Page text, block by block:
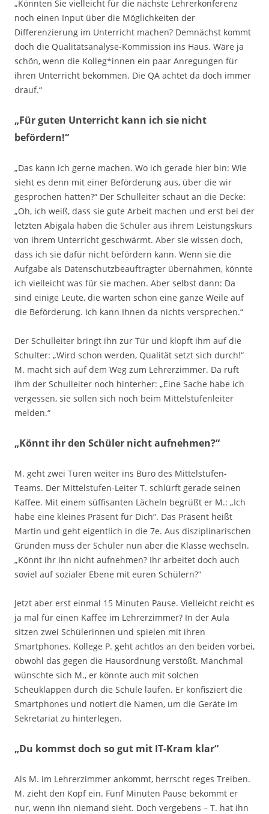
„Könnten Sie vielleicht für die nächste Lehrerkonferenz
noch einen Input über die Möglichkeiten der
Differenzierung im Unterricht machen? Demnächst kommt
doch die Qualitätsanalyse-Kommission ins Haus. Wäre ja
schön, wenn die Kolleg*innen ein paar Anregungen für
ihren Unterricht bekommen. Die QA achtet da doch immer
drauf.“
„Für guten Unterricht kann ich sie nicht
befördern!“
„Das kann ich gerne machen. Wo ich gerade hier bin: Wie
sieht es denn mit einer Beförderung aus, über die wir
gesprochen hatten?“ Der Schulleiter schaut an die Decke:
„Oh, ich weiß, dass sie gute Arbeit machen und erst bei der
letzten Abigala haben die Schüler aus ihrem Leistungskurs
von ihrem Unterricht geschwärmt. Aber sie wissen doch,
dass ich sie dafür nicht befördern kann. Wenn sie die
Aufgabe als Datenschutzbeauftragter übernähmen, könnte
ich vielleicht was für sie machen. Aber selbst dann: Da
sind einige Leute, die warten schon eine ganze Weile auf
die Beförderung. Ich kann Ihnen da nichts versprechen.“
Der Schulleiter bringt ihn zur Tür und klopft ihm auf die
Schulter: „Wird schon werden, Qualität setzt sich durch!“
M. macht sich auf dem Weg zum Lehrerzimmer. Da ruft
ihm der Schulleiter noch hinterher: „Eine Sache habe ich
vergessen, sie sollen sich noch beim Mittelstufenleiter
melden.“
„Könnt ihr den Schüler nicht aufnehmen?“
M. geht zwei Türen weiter ins Büro des Mittelstufen-
Teams. Der Mittelstufen-Leiter T. schlürft gerade seinen
Kaffee. Mit einem süffisanten Lächeln begrüßt er M.: „Ich
habe eine kleines Präsent für Dich“. Das Präsent heißt
Martin und geht eigentlich in die 7e. Aus disziplinarischen
Gründen muss der Schüler nun aber die Klasse wechseln.
„Könnt ihr ihn nicht aufnehmen? Ihr arbeitet doch auch
soviel auf sozialer Ebene mit euren Schülern?“
Jetzt aber erst einmal 15 Minuten Pause. Vielleicht reicht es
ja mal für einen Kaffee im Lehrerzimmer? In der Aula
sitzen zwei Schülerinnen und spielen mit ihren
Smartphones. Kollege P. geht achtlos an den beiden vorbei,
obwohl das gegen die Hausordnung verstößt. Manchmal
wünschte sich M., er könnte auch mit solchen
Scheuklappen durch die Schule laufen. Er konfisziert die
Smartphones und notiert die Namen, um die Geräte im
Sekretariat zu hinterlegen.
„Du kommst doch so gut mit IT-Kram klar“
Als M. im Lehrerzimmer ankommt, herrscht reges Treiben.
M. zieht den Kopf ein. Fünf Minuten Pause bekommt er
nur, wenn ihn niemand sieht. Doch vergebens – T. hat ihn